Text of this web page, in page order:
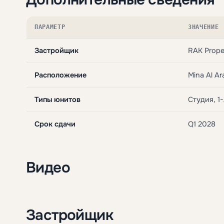
ПАРАМЕТР ЗНАЧЕНИЕ
Застройщик RAK
Расположение Mina Al
Типы юнитов Студия,
Срок сдачи Q1 2028
Видео
Застройщик